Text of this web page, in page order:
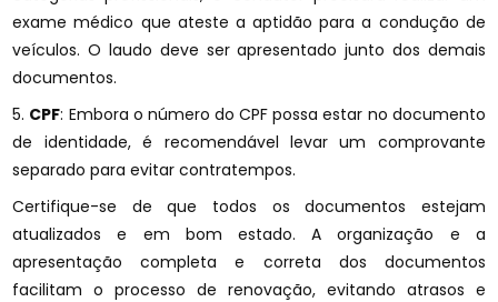
exame médico que ateste a aptidão para a condução de
veículos. O laudo deve ser apresentado junto dos demais
documentos.
5. CPF: Embora o número do CPF possa estar no documento
de identidade, é recomendável levar um comprovante
separado para evitar contratempos.
Certifique-se de que todos os documentos estejam
atualizados e em bom estado. A organização e a
apresentação completa e correta dos documentos
facilitam o processo de renovação, evitando atrasos e